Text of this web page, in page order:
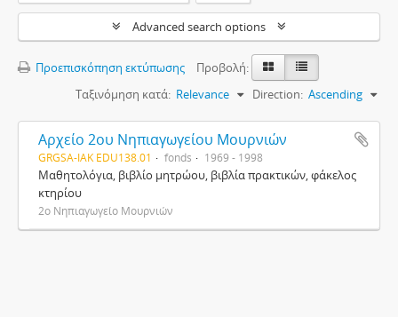
Advanced search options
Προεπισκόπηση εκτύπωσης
Προβολή:
Ταξινόμηση κατά: Relevance Direction: Ascending
Αρχείο 2ου Νηπιαγωγείου Μουρνιών
GRGSA-IAK EDU138.01 fonds 1969 - 1998
Μαθητολόγια, βιβλίο μητρώου, βιβλία πρακτικών, φάκελος
κτηρίου
2ο Νηπιαγωγείο Μουρνιών